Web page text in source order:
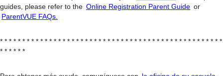
guides, please refer to the Online Registration Parent Guide or
ParentVUE FAQs.
* * * * * * * * * * * * * * * * * * * * * * * * * * * * * * * * * * * * * * * * * * * * * * * * * *
* * * * * *